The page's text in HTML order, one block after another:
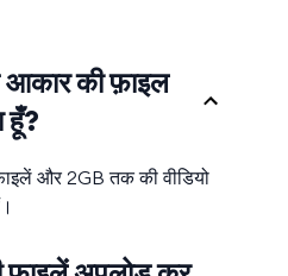
की फ़ाइल
हूँ?
और 2GB तक की वीडियो